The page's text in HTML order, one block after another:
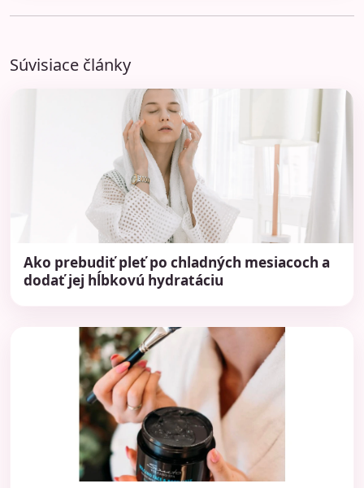
Súvisiace články
Ako prebudiť pleť po chladných mesiacoch a
dodať jej hĺbkovú hydratáciu